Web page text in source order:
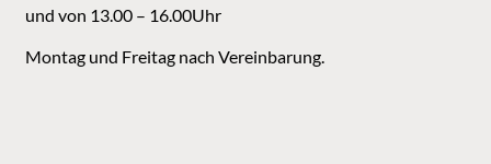
und von 13.00 – 16.00Uhr
Montag und Freitag nach Vereinbarung.